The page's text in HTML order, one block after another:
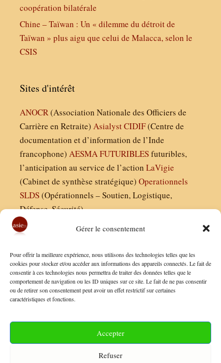
Gérer le consentement
Pour offrir la meilleure expérience, nous utilisons des technologies telles que les
cookies pour stocker et/ou accéder aux informations des appareils connectés. Le fait de
consentir à ces technologies nous permettra de traiter des données telles que le
comportement de navigation ou les ID uniques sur ce site. Le fait de ne pas consentir
ou de retirer son consentement peut avoir un effet restrictif sur certaines
caractéristiques et fonctions.
Accepter
Refuser
coopération bilatérale
Chine – Taïwan : Un « dilemme du détroit de
Taïwan » plus aigu que celui de Malacca, selon le
CSIS
Sites d'intérêt
ANOCR(Association Nationale des Officiers de
Carrière en Retraite) AsialystCIDIF(Centre de
documentation et d’information de l’Inde
francophone) AESMAFUTURIBLESfuturibles,
l’anticipation au service de l’action LaVigie
(Cabinet de synthèse stratégique) Operationnels
SLDS(Opérationnels – Soutien, Logistique,
Défense, Sécurité)
Finaldées EURL
Siège social : 13 avenue Boudon, 75016, Paris
Nous contacter
Conditions Générales de Vente
Politique de Confidentialité